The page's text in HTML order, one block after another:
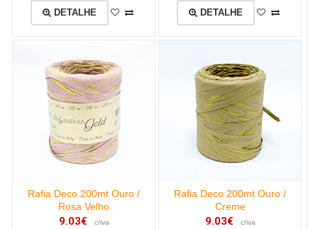
DETALHE DETALHE
Rafia Deco 200mt Ouro /
Rosa Velho
9.03€ c/iva
Rafia Deco 200mt Ouro /
Creme
9.03€ c/iva